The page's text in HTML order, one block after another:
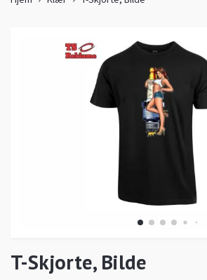
T-Skjorte, Bilde